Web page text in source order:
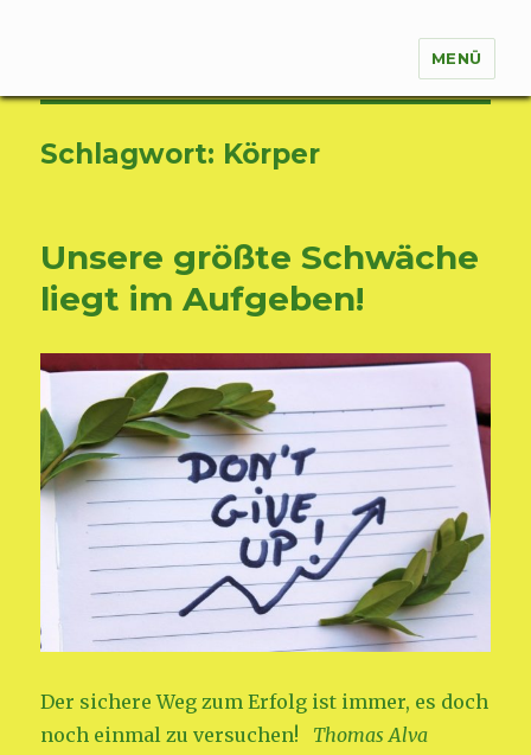
Natur für Körper, Seele und Geist
MENÜ
Schlagwort: Körper
Unsere größte Schwäche
liegt im Aufgeben!
Der sichere Weg zum Erfolg ist immer, es doch
noch einmal zu versuchen!
Thomas Alva